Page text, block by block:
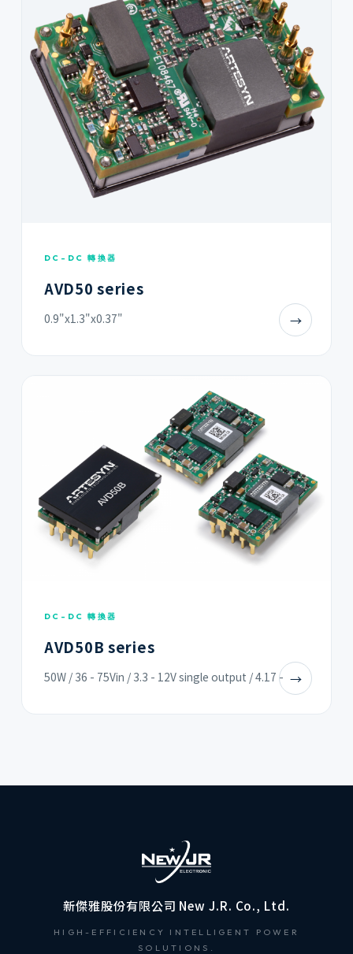
DC-DC 轉換器
AVD50 series
0.9"x1.3"x0.37" →
DC-DC 轉換器
AVD50B series
50W / 36 - 75Vin / 3.3 - 12V single output / 4.17 - →
新傑雅股份有限公司 New J.R. Co., Ltd.
HIGH-EFFICIENCY INTELLIGENT POWER
SOLUTIONS.